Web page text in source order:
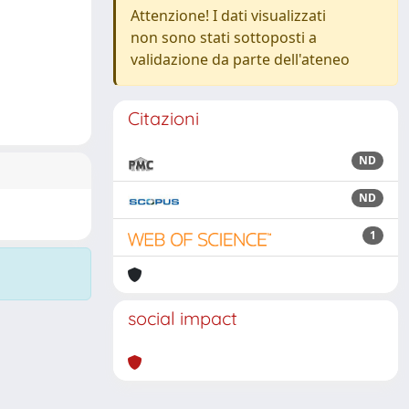
Attenzione! I dati visualizzati
non sono stati sottoposti a
validazione da parte dell'ateneo
Citazioni
ND
ND
1
social impact